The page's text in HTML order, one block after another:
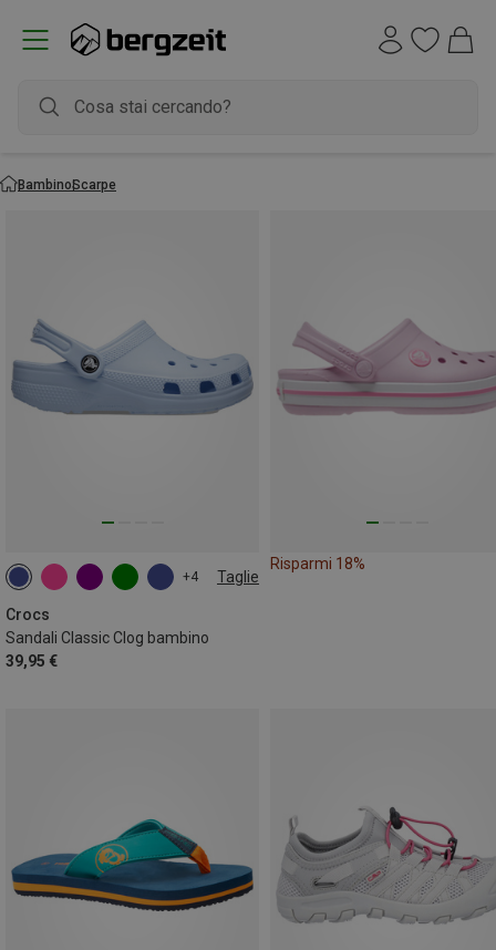
BambinoScarpe
+4 Taglie
Crocs
Sandali Classic Clog bambino
39,95 €
Risparmi 18%